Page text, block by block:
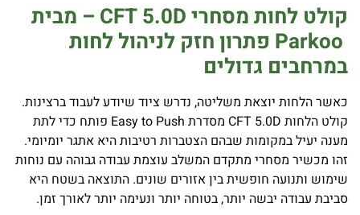
קולט לחות מסחרי
מבית
Parkoo פתרון חזק לניהול לחות
במרחבים גדולים
כאשר הלחות יוצאת משליטה, נדרש ציוד שיודע לעבוד ברצינות.
קולט הלחות CFT 5.0D מסדרת Easy to Push פותח כדי לתת
מענה יעיל במקומות שבהם הצטברות רטיבות היא אתגר יומיומי.
זהו מכשיר מסחרי מתקדם המשלב עוצמת עבודה גבוהה עם נוחות
שימוש ותנועה חופשית בין אזורים שונים. התוצאה בשטח היא
סביבת עבודה יבשה יותר, בטוחה יותר ונעימה יותר לאורך זמן.